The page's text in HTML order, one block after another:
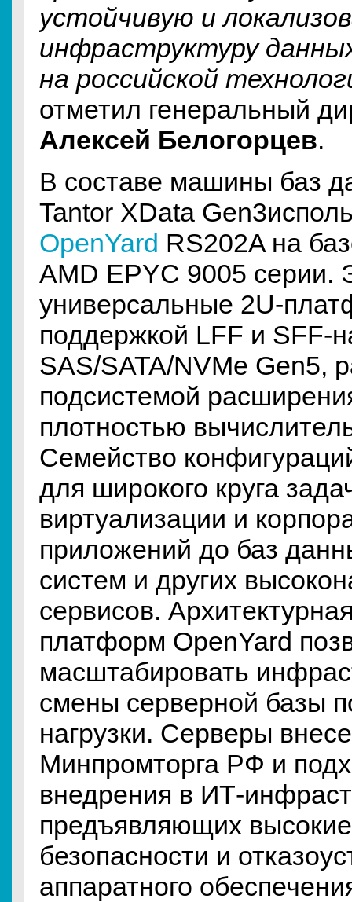
устойчивую и
инфраструктуру
на российской
отметил генеральный
Алексей Белогорцев.
В составе машины баз
Tantor XData
OpenYard RS202A на
AMD EPYC 9005 серии.
универсальные 2U-
поддержкой LFF и SFF-
SAS/SATA/NVMe Gen5,
подсистемой
плотностью
Семейство
для широкого круга
виртуализации и
приложений до баз
систем и других
сервисов.
платформ OpenYard
масштабировать
смены серверной базы
нагрузки. Серверы
Минпромторга РФ и
внедрения в ИТ-
предъявляющих
безопасности и
аппаратного